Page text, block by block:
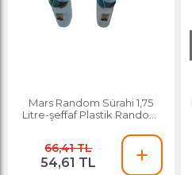
Mars Random Sürahi 1,75
Litre-şeffaf Plastik Random
66,41 TL
54,61 TL